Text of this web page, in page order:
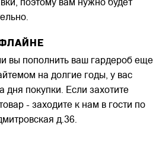
поэтому вам нужно будет
вы пополнить ваш гардероб еще
на долгие годы, у вас
дня покупки. Если захотите
- заходите к нам в гости по
д.36.